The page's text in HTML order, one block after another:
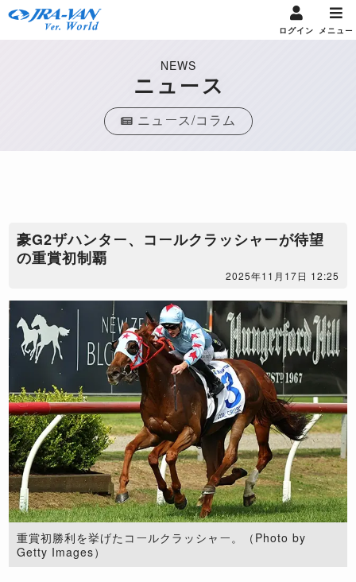
ログイン メニュー
NEWS
ニュース
ニュース/コラム
​豪G2ザハンター、コールクラッシャーが待望
の重賞初制覇
2025年11月17日 12:25
重賞初勝利を挙げたコールクラッシャー。（Photo by
Getty Images）